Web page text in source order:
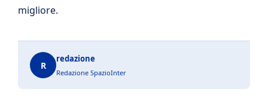
migliore.
R
redazione
Redazione SpazioInter